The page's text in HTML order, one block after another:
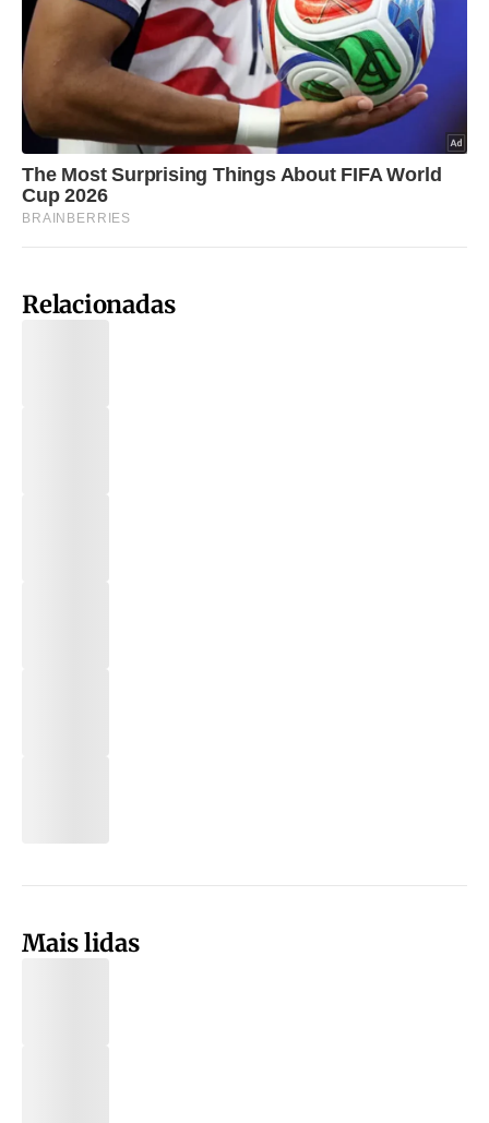
Relacionadas
Mais lidas